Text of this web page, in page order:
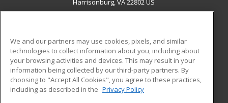
Harrisonburg, VA 22802 US
ADDITIONAL RESOURCES
Military
Financial Assistance
Help
Student Blog
We and our partners may use cookies, pixels, and similar
technologies to collect information about you, including about
your browsing activities and devices. This may result in your
information being collected by our third-party partners. By
choosing to "Accept All Cookies", you agree to these practices,
including as described in the Privacy Policy